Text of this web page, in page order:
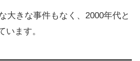
大きな事件もなく、2000年代と
います。